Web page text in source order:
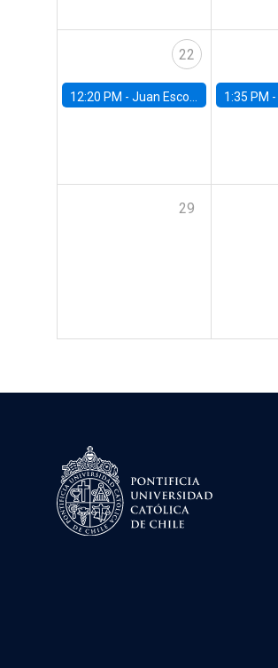
22
12:20 PM - Juan Escobar, Universidad de Chile 1:35 PM -
29